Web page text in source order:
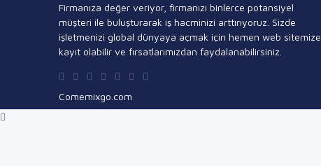
Firmanıza değer veriyor, firmanızı binlerce potansiyel
müşteri ile buluşturarak iş hacminizi arttırıyoruz. Sizde
işletmenizi global dünyaya açmak için hemen web sitemize
kayıt olabilir ve fırsatlarımızdan faydalanabilirsiniz.
Comemixgo.com